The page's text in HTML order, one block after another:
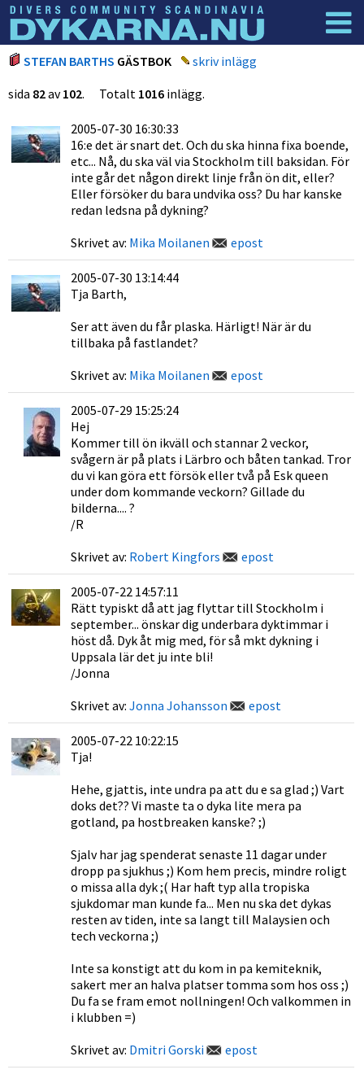
Dyknyheter
STEFAN BARTHS GÄSTBOK
skriv inlägg
sida 82av102. Totalt 1016 inlägg.
2005-07-30 16:30:33
16:e det är snart det. Och du ska hinna fixa boende,
etc... Nå, du ska väl via Stockholm till baksidan. För
inte går det någon direkt linje från ön dit, eller?
Eller försöker du bara undvika oss? Du har kanske
redan ledsna på dykning?
Skrivet av: Mika Moilanen epost
2005-07-30 13:14:44
Tja Barth,
Ser att även du får plaska. Härligt! När är du
tillbaka på fastlandet?
Skrivet av: Mika Moilanen epost
2005-07-29 15:25:24
Hej
Kommer till ön ikväll och stannar 2 veckor,
svågern är på plats i Lärbro och båten tankad. Tror
du vi kan göra ett försök eller två på Esk queen
under dom kommande veckorn? Gillade du
bilderna.... ?
/R
Skrivet av: Robert Kingfors epost
2005-07-22 14:57:11
Rätt typiskt då att jag flyttar till Stockholm i
september... önskar dig underbara dyktimmar i
höst då. Dyk åt mig med, för så mkt dykning i
Uppsala lär det ju inte bli!
/Jonna
Skrivet av: Jonna Johansson epost
2005-07-22 10:22:15
Tja!
Hehe, gjattis, inte undra pa att du e sa glad ;) Vart
doks det?? Vi maste ta o dyka lite mera pa
gotland, pa hostbreaken kanske? ;)
Sjalv har jag spenderat senaste 11 dagar under
dropp pa sjukhus ;) Kom hem precis, mindre roligt
o missa alla dyk ;( Har haft typ alla tropiska
sjukdomar man kunde fa... Men nu ska det dykas
resten av tiden, inte sa langt till Malaysien och
tech veckorna ;)
Inte sa konstigt att du kom in pa kemiteknik,
sakert mer an halva platser tomma som hos oss ;)
Du fa se fram emot nollningen! Och valkommen in
i klubben =)
Skrivet av: Dmitri Gorski epost